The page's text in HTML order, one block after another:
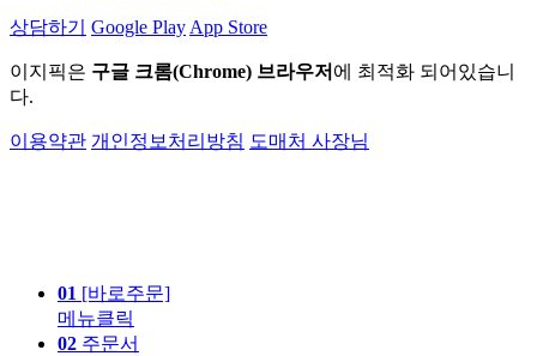
상담하기 Google Play App Store
이지픽은 구글 크롬(Chrome) 브라우저 에 최적화 되어있습니
다.
이용약관 개인정보처리방침 도매처 사장님
01 [바로주문]
메뉴클릭
02 주문서